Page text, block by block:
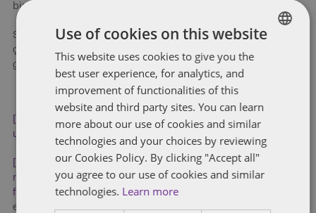
bir araya getiren bir Yapay Zeka Paktı (
Son zamanlarda dünya gündeminde oldukça önemli ve ilgi
çekici bir yere sahip olan yapay zeka düzenlemelerine ilişkin
gelişmeleri takip edip incelemeye devam edeceğiz.
https://eur-lex.europa.eu/legal-content/EN/TXT/?
uri=celex%3A52021PC0206
https://www.consilium.europa.eu/en/press/press-
releases/2022/12/06/artificial-intelligence-act-council-calls-
for-promoting-safe-ai-that-respects-fundamental-rights/
erişim tarihi: 19.12.2023
ENGLISH
Use of cookies on this website
This website uses cookies to give you the
best user experience, for analytics, and
improvement of functionalities of this
website and third party sites. You can learn
more about our use of cookies and similar
technologies and your choices by reviewing
our Cookies Policy. By clicking "Accept all"
you agree to our use of cookies and similar
technologies. Learn more